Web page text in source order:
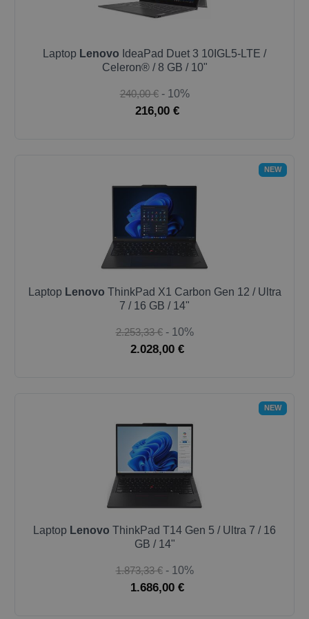
Laptop Lenovo IdeaPad Duet 3 10IGL5-LTE /
Celeron® / 8 GB / 10"
240,00 € - 10%
216,00 €
NEW
Laptop Lenovo ThinkPad X1 Carbon Gen 12 / Ultra
7 / 16 GB / 14"
2.253,33 € - 10%
2.028,00 €
NEW
Laptop Lenovo ThinkPad T14 Gen 5 / Ultra 7 / 16
GB / 14"
1.873,33 € - 10%
1.686,00 €